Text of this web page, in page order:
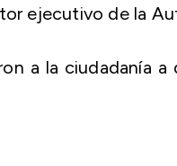
ejecutivo de la
a la ciudadanía